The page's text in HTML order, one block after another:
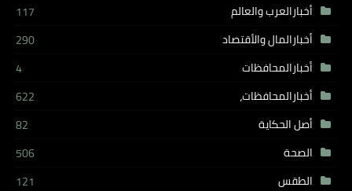
أخبارالعرب والعالم
117
أخبارالمال والأقتصاد
290
أخبارالمحافظات
4
أخبارالمحافظات،
622
أصل الحكاية
82
الصحة
506
الطقس
121